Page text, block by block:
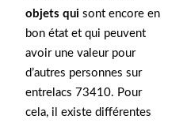
objets qui sont encore en
bon état et qui peuvent
avoir une valeur pour
d’autres personnes sur
entrelacs 73410. Pour
cela, il existe différentes